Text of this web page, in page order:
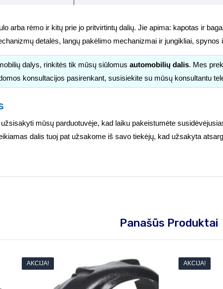
arba rėmo ir kitų prie jo pritvirtintų dalių. Jie apima: kapotas ir
detalės, langų pakėlimo mechanizmai ir jungikliai, spynos
dalys, rinkitės tik mūsų siūlomus automobilių dalis. Mes
konsultacijos pasirenkant, susisiekite su mūsų konsultantu
mūsų parduotuvėje, kad laiku pakeistumėte
dalis tuoj pat užsakome iš savo tiekėjų, kad užsakyta
Panašūs Produktai
AKCIJA! AKCIJA!